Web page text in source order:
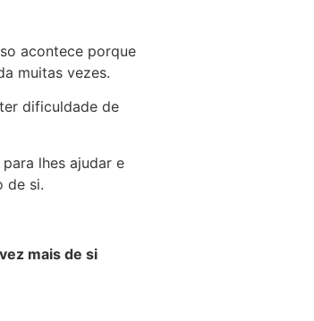
acontece porque
muitas vezes.
dificuldade de
lhes ajudar e
de si.
mais de si